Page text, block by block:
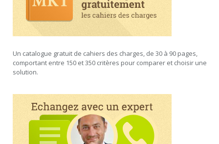
Un catalogue gratuit de cahiers des charges, de 30 à 90 pages,
comportant entre 150 et 350 critères pour comparer et choisir une
solution.